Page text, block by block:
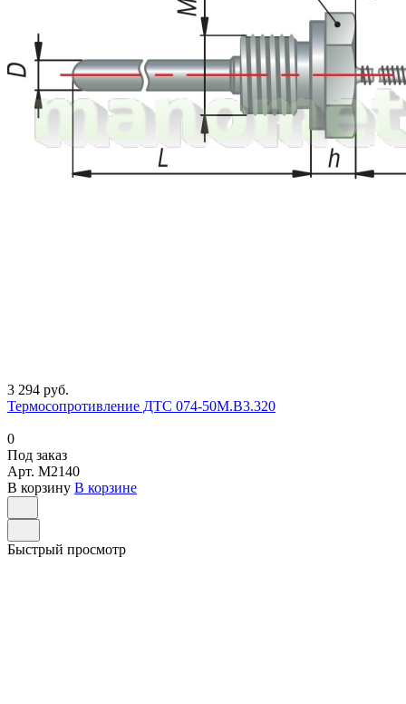
3 294 руб.
Термосопротивление ДТС 074-50М.В3.320
0
Под заказ
Арт. M2140
В корзину В корзине
Быстрый просмотр